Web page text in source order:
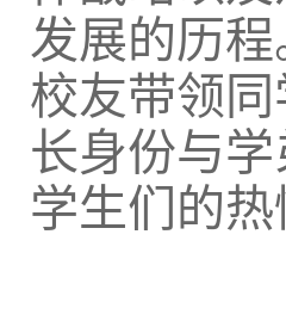
发展的历
校友带领
长身份与
学生们的